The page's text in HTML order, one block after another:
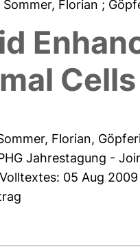
Sommer, Florian ;
Cells
Florian,
Jahrestagung -
05 Aug